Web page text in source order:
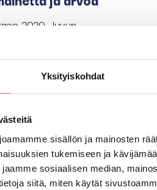
Yksityiskohdat
sisällön ja mainosten
tukemiseen ja
sosiaalisen median,
siitä, miten käytät
2020 –luvun
jämähtäneisyyttä
miten liiketoiminnalla voi
arvostuskertoimet
vastuullisuusasioita!